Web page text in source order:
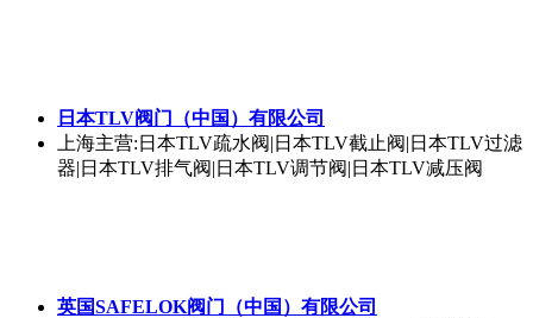
日本TLV阀门（中国）有限公司
上海主营:日本TLV疏水阀|日本TLV截止阀|日本TLV过滤
器|日本TLV排气阀|日本TLV调节阀|日本TLV减压阀
英国SAFELOK阀门（中国）有限公司